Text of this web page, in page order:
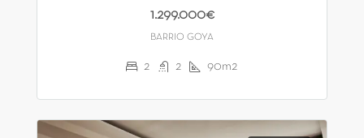
1.299.000€
BARRIO GOYA
2 2 90m2